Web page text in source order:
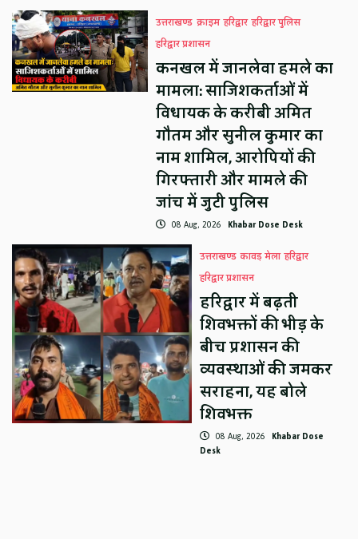
उत्तराखण्ड क्राइम हरिद्वार हरिद्वार पुलिस
हरिद्वार प्रशासन
कनखल में जानलेवा हमले का
मामला: साजिशकर्ताओं में
विधायक के करीबी अमित
गौतम और सुनील कुमार का
नाम शामिल, आरोपियों की
गिरफ्तारी और मामले की
जांच में जुटी पुलिस
08 Aug, 2026 Khabar Dose Desk
उत्तराखण्ड कावड़ मेला हरिद्वार
हरिद्वार प्रशासन
हरिद्वार में बढ़ती
शिवभक्तों की भीड़ के
बीच प्रशासन की
व्यवस्थाओं की जमकर
सराहना, यह बोले
शिवभक्त
08 Aug, 2026 Khabar Dose
Desk